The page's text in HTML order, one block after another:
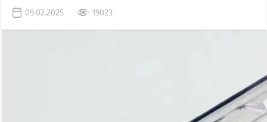
появилось немало новинок, в том числе даже бюджетные модели
09.02.2025 19023